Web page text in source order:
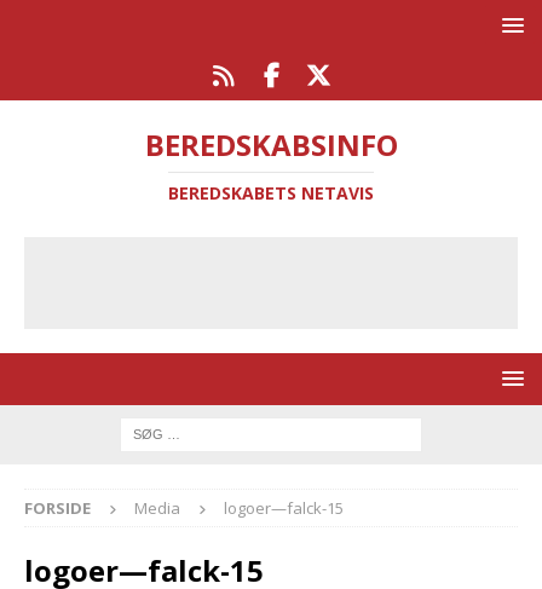
BEREDSKABSINFO
BEREDSKABETS NETAVIS
FORSIDE Media logoer—falck-15
logoer—falck-15